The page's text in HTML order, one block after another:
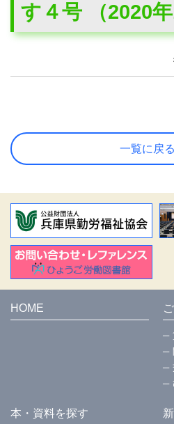
す４号 （2020年
一覧に戻る
HOME
本・資料を探す